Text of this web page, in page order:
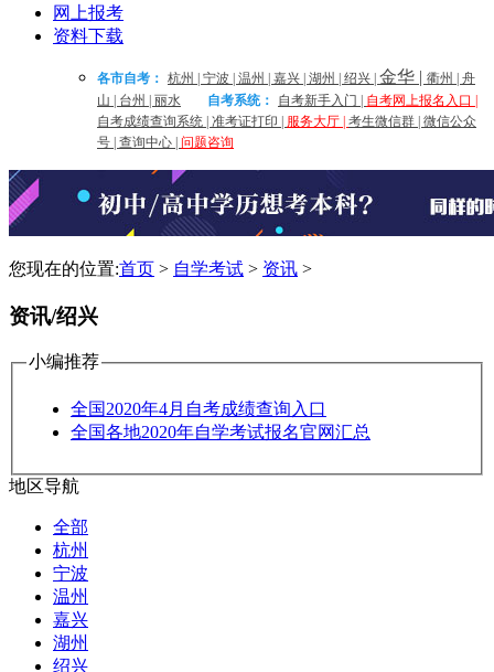
网上报考
资料下载
各市自考： 杭州 宁波 温州 嘉兴 湖州 绍兴 金华 | 衢州
舟
山
台州 丽水 自考系统： 自考新手入门 自考网上报名入口
自考成绩查询系统 准考证打印 服务大厅 考生微信群 微信公众
号 查询中心 问题咨询
您现在的位置:首页 > 自学考试 > 资讯 >
资讯/绍兴
小编推荐
全国2020年4月自考成绩查询入口
全国各地2020年自学考试报名官网汇总
地区导航
全部
杭州
宁波
温州
嘉兴
湖州
绍兴